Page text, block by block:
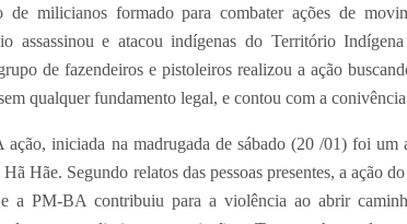
de milicianos formado para combater ações de
assassinou e atacou indígenas do Território
de fazendeiros e pistoleiros realizou a ação
qualquer fundamento legal, e contou com a
na madrugada de sábado (20 /01) foi um
Hãe. Segundo relatos das pessoas presentes, a ação
a PM-BA contribuiu para a violência ao abrir